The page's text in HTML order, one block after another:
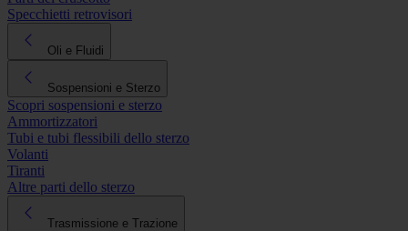
Specchietti retrovisori
Oli e Fluidi
Sospensioni e Sterzo
Scopri sospensioni e sterzo
Ammortizzatori
Tubi e tubi flessibili dello sterzo
Volanti
Tiranti
Altre parti dello sterzo
Trasmissione e Trazione